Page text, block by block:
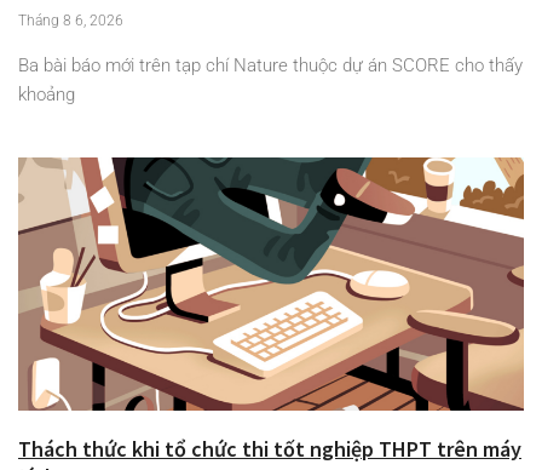
Tháng 8 6, 2026
Ba bài báo mới trên tạp chí Nature thuộc dự án SCORE cho thấy
khoảng
Thách thức khi tổ chức thi tốt nghiệp THPT trên máy